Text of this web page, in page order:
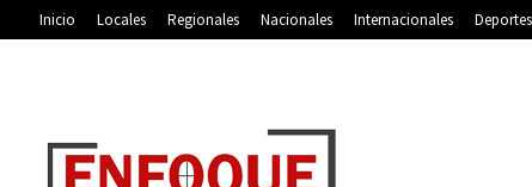
Inicio Locales Regionales Nacionales Internacionales Deportes